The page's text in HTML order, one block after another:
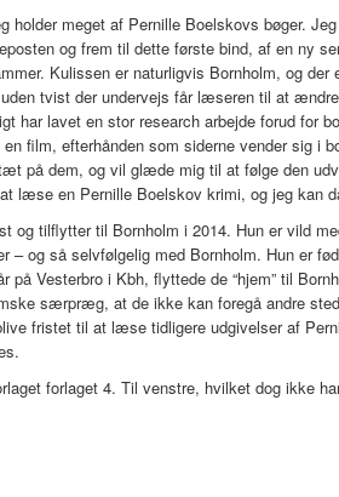
meget af Pernille Boelskovs bøger.
og frem til dette første bind, af en ny
Kulissen er naturligvis Bornholm, og
tvist der undervejs får læseren til at
har lavet en stor research arbejde forud for
film, efterhånden som siderne vender sig i
på dem, og vil glæde mig til at følge den
læse en Pernille Boelskov krimi, og jeg kan
og tilflytter til Bornholm i 2014. Hun er vild
– og så selvfølgelig med Bornholm. Hun er
på Vesterbro i Kbh, flyttede de “hjem” til
særpræg, at de ikke kan foregå andre
fristet til at læse tidligere udgivelser af
forlaget 4. Til venstre, hvilket dog ikke